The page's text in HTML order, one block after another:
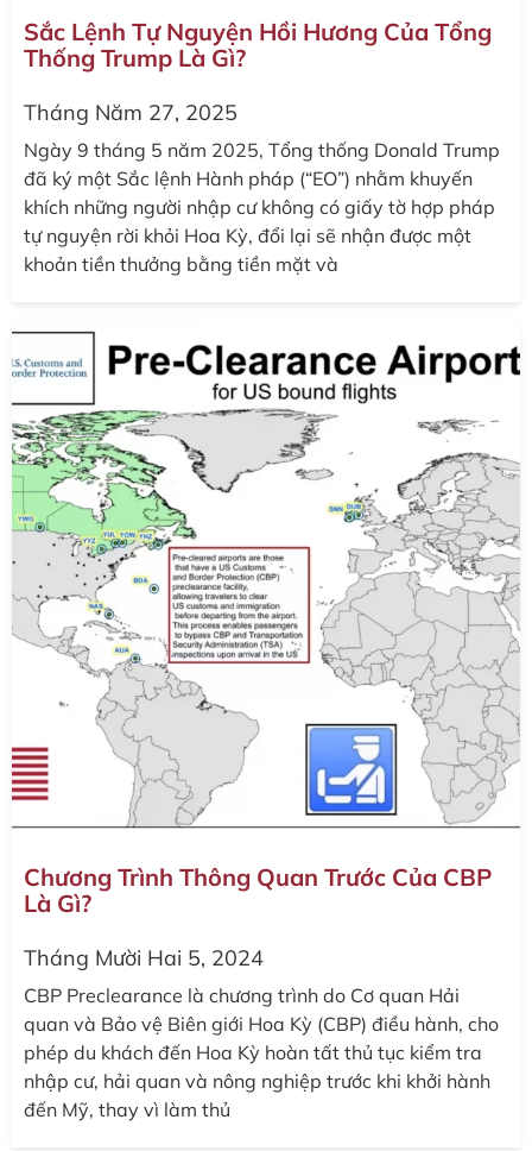
Sắc Lệnh Tự Nguyện Hồi Hương Của Tổng
Thống Trump Là Gì?
Tháng Năm 27, 2025
Ngày 9 tháng 5 năm 2025, Tổng thống Donald Trump
đã ký một Sắc lệnh Hành pháp (“EO”) nhằm khuyến
khích những người nhập cư không có giấy tờ hợp pháp
tự nguyện rời khỏi Hoa Kỳ, đổi lại sẽ nhận được một
khoản tiền thưởng bằng tiền mặt và
Chương Trình Thông Quan Trước Của CBP
Là Gì?
Tháng Mười Hai 5, 2024
CBP Preclearance là chương trình do Cơ quan Hải
quan và Bảo vệ Biên giới Hoa Kỳ (CBP) điều hành, cho
phép du khách đến Hoa Kỳ hoàn tất thủ tục kiểm tra
nhập cư, hải quan và nông nghiệp trước khi khởi hành
đến Mỹ, thay vì làm thủ